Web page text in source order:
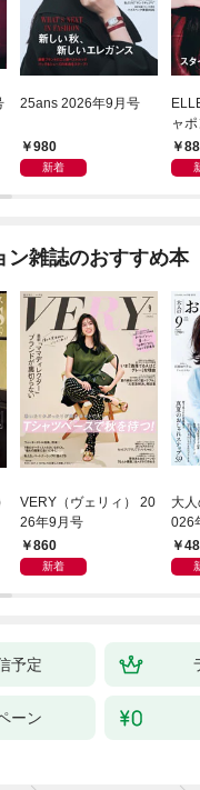
25ans 2026年9月号
980
新着
ャ
ン雑誌のおすすめ本
VERY（ヴェリィ） 20
26年9月号
860
新着
大
026
予定
ーン